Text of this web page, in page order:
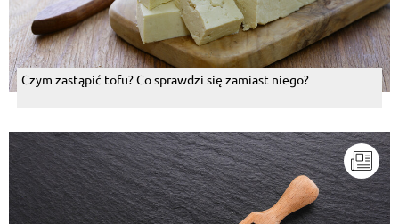
Czym zastąpić tofu? Co sprawdzi się zamiast niego?